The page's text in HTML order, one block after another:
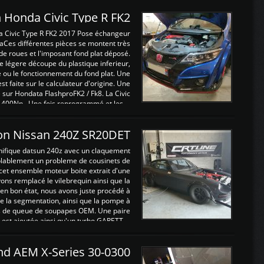
Civic Type R FK2
Type R FK2 2017 Pose échangeur
différentes pièces se montent très
roues et l'imposant fond plat déposé.
légere découpe du plastique inferieur,
le fonctionnement du fond plat. Une
faite sur le calculateur d'origine. Une
Hondata FlashproFK2 / Fk8. La Civic
, Une fois reprogrammé et les ...
Nissan 240Z SR20DET
datsun 240z avec un claquement
un probleme de cousinets de
ensemble moteur boite extrait d'une
remplacé le vilebrequin ainsi que la
bon état, nous avons juste procédé à
la segmentation, ainsi que la pompe à
queue de soupapes OEM. Une paire
ajoutée ainsi qu'un turbo GARETT ...
AEM X-Series 30-0300